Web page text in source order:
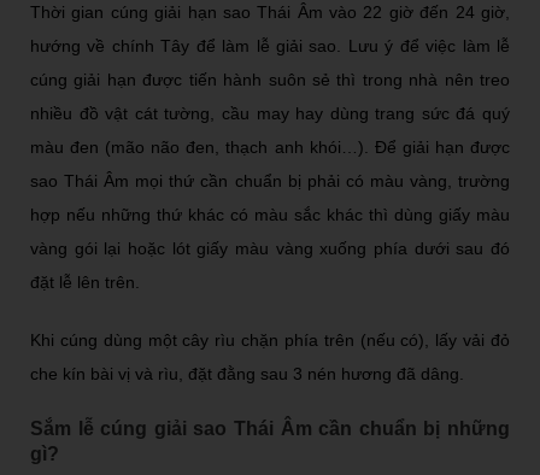
Thời gian cúng giải hạn sao Thái Âm vào 22 giờ đến 24 giờ,
hướng về chính Tây để làm lễ giải sao. Lưu ý để việc làm lễ
cúng giải hạn được tiến hành suôn sẻ thì trong nhà nên treo
nhiều đồ vật cát tường, cầu may hay dùng trang sức đá quý
màu đen (mão não đen, thạch anh khói…). Để giải hạn được
sao Thái Âm mọi thứ cần chuẩn bị phải có màu vàng, trường
hợp nếu những thứ khác có màu sắc khác thì dùng giấy màu
vàng gói lại hoặc lót giấy màu vàng xuống phía dưới sau đó
đặt lễ lên trên.
Khi cúng dùng một cây rìu chặn phía trên (nếu có), lấy vải đỏ
che kín bài vị và rìu, đặt đằng sau 3 nén hương đã dâng.
Sắm lễ cúng giải sao Thái Âm cần chuẩn bị những
gì?